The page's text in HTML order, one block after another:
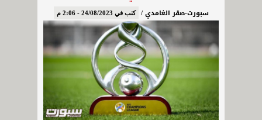
سبورت-صقر الغامدي / كتب في 24/08/2023 - 2:06 م